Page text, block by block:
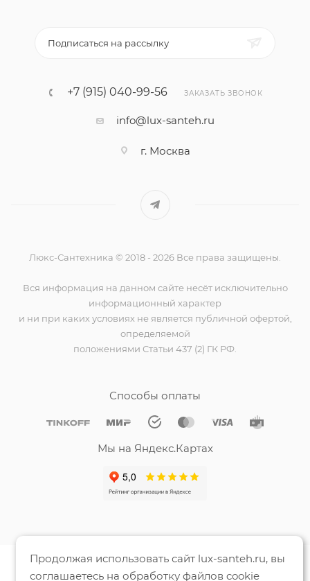
Подписаться на рассылку
+7 (915) 040-99-56 ЗАКАЗАТЬ ЗВОНОК
info@lux-santeh.ru
г. Москва
Люкс-Сантехника © 2018 - 2026 Все права защищены.
Вся информация на данном сайте несёт исключительно
информационный характер
и ни при каких условиях не является публичной офертой,
определяемой
положениями Статьи 437 (2) ГК РФ.
Способы оплаты
Мы на Яндекс.Картах
Продолжая использовать сайт lux-santeh.ru, вы
соглашаетесь на обработку файлов cookie